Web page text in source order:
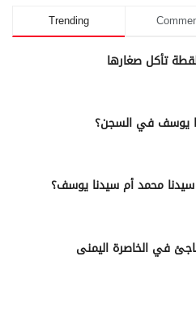
Trending
يوسف في السجن؟
محمد أم سيدنا يوسف؟
في الخاصرة اليمنى